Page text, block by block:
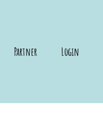
Partner Login